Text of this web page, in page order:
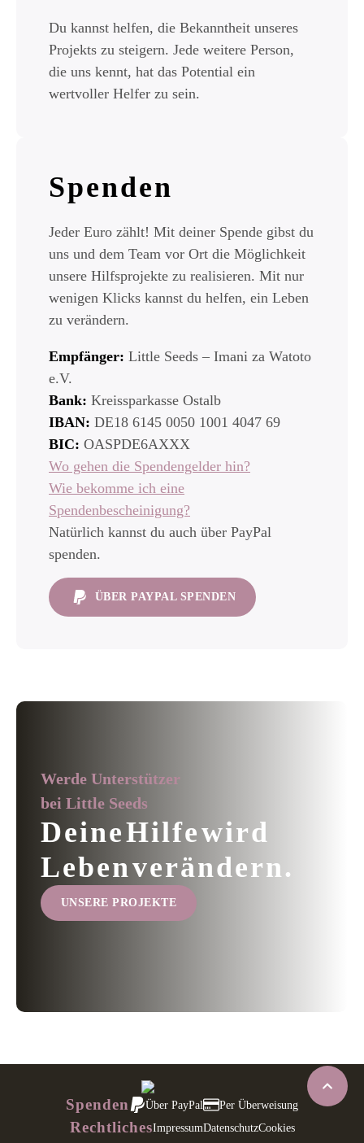
Du kannst helfen, die Bekanntheit unseres
Projekts zu steigern. Jede weitere Person,
die uns kennt, hat das Potential ein
wertvoller Helfer zu sein.
Spenden
Jeder Euro zählt! Mit deiner Spende gibst du
uns und dem Team vor Ort die Möglichkeit
unsere Hilfsprojekte zu realisieren. Mit nur
wenigen Klicks kannst du helfen, ein Leben
zu verändern.
Empfänger: Little Seeds – Imani za Watoto
e.V.
Bank: Kreissparkasse Ostalb
IBAN: DE18 6145 0050 1001 4047 69
BIC: OASPDE6AXXX
Wo gehen die Spendengelder hin?
Wie bekomme ich eine
Spendenbescheinigung?
Natürlich kannst du auch über PayPal
spenden.
ÜBER PAYPAL SPENDEN
Werde Unterstützer
bei Little Seeds
Deine Hilfe wird
Leben verändern.
UNSERE PROJEKTE
Spenden Über PayPal Per Überweisung
RechtlichesImpressumDatenschutzCookies